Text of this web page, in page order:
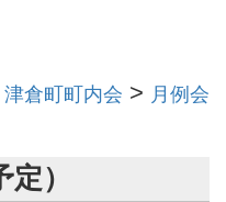
津倉町町内会 > 月例会
）